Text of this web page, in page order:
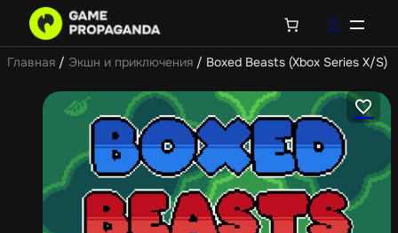
Главная / Экшн и приключения / Boxed Beasts (Xbox Series X/S)